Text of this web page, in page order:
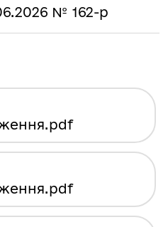
№ 162-р
.pdf
.pdf